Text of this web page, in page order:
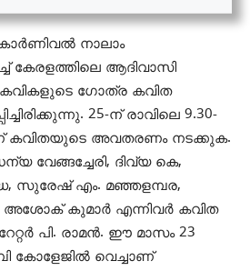
നാലാം
കേരളത്തിലെ ആദിവാസി
ഗോത്ര കവിത
25-ന് രാവിലെ 9.30-
കവിതയുടെ അവതരണം നടക്കുക.
ദിവ്യ കെ,
സുരേഷ് എം. മഞ്ഞളമ്പര,
അശോക് കുമാര്‍ എന്നിവര്‍ കവിത
പി. രാമന്‍. ഈ മാസം 23
കോളേജില്‍ വെച്ചാണ്‌